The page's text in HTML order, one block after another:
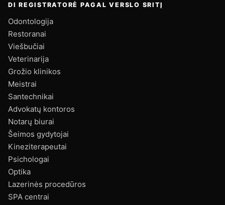
DI REGISTRATORĖ PAGAL VERSLO SRITĮ
Odontologija
Restoranai
Viešbučiai
Veterinarija
Grožio klinikos
Meistrai
Santechnikai
Advokatų kontoros
Notarų biurai
Šeimos gydytojai
Kineziterapeutai
Psichologai
Optika
Lazerinės procedūros
SPA centrai